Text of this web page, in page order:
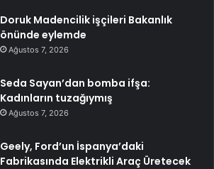
Doruk Madencilik işçileri Bakanlık
önünde eylemde
Ağustos 7, 2026
Seda Sayan’dan bomba ifşa:
Kadınların tuzağıymış
Ağustos 7, 2026
Geely, Ford’un İspanya’daki
Fabrikasında Elektrikli Araç Üretecek